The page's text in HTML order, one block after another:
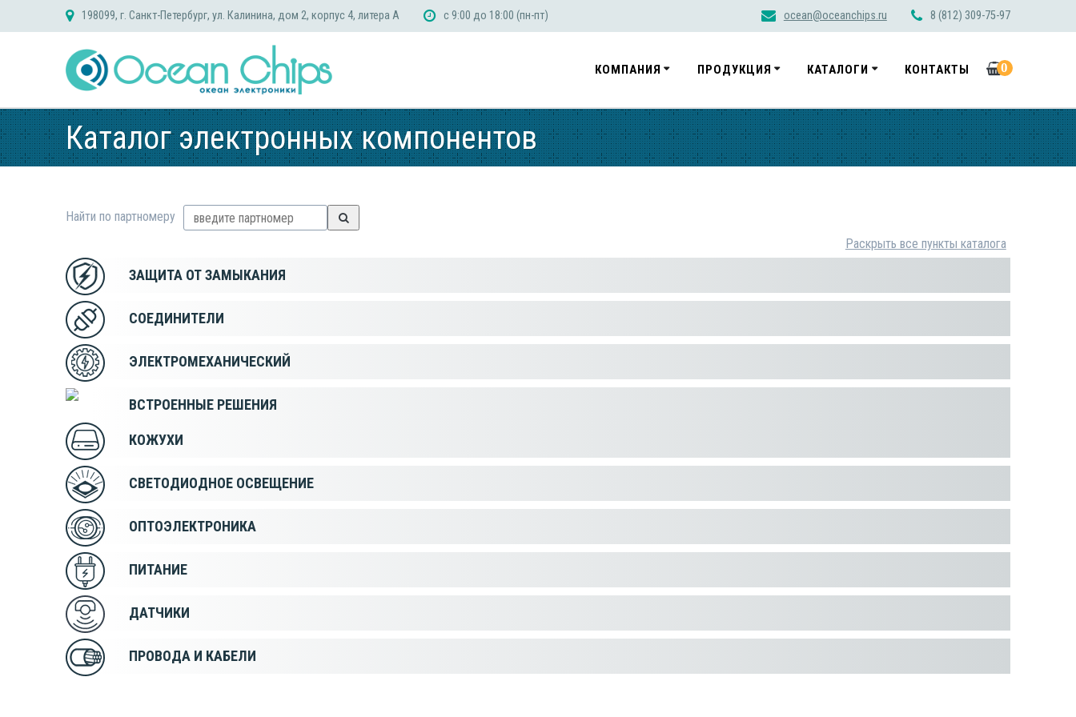
198099, г. Санкт-Петербург, ул. Калинина, дом 2, корпус 4, литера А с 9:00 до 18:00 (пн-пт) ocean@oceanchips.ru 8 (812) 309-75-97
КОМПАНИЯ ПРОДУКЦИЯ КАТАЛОГИ КОНТАКТЫ 0
Каталог электронных компонентов
Найти по партномеру
Раскрыть все пункты каталога
ЗАЩИТА ОТ ЗАМЫКАНИЯ
СОЕДИНИТЕЛИ
ЭЛЕКТРОМЕХАНИЧЕСКИЙ
ВСТРОЕННЫЕ РЕШЕНИЯ
КОЖУХИ
СВЕТОДИОДНОЕ ОСВЕЩЕНИЕ
ОПТОЭЛЕКТРОНИКА
ПИТАНИЕ
ДАТЧИКИ
ПРОВОДА И КАБЕЛИ